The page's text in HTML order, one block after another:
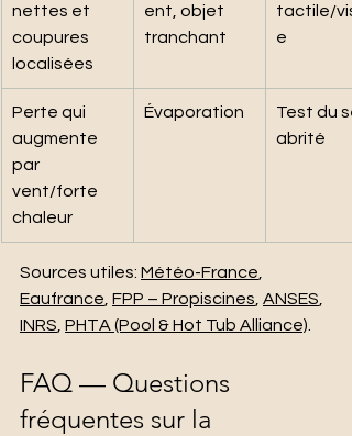
nettes et
coupures
localisées
ent, objet
tranchant
tactile/
e
Perte qui
augmente
par
vent/forte
chaleur
Évaporation
Test du
abrité
Sources utiles: Météo-France
Eaufrance FPP – Propiscines ANSES
INRS PHTA (Pool & Hot Tub Alliance)
FAQ — Questions
fréquentes sur la